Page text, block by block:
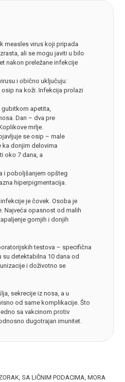
measles virus koji pripada
ali se mogu javiti u bilo
nakon preležane infekcije
i obično uključuju:
na koži. Infekcija prolazi
gubitkom apetita,
Dan – dva pre
mrlje.
se osip – male
ka donjim delovima
oko 7 dana, a
i poboljšanjem opšteg
hiperpigmentacija.
je čovek. Osoba je
Najveća opasnost od malih
gornjih i donjih
testova – specifična
su detektabilna 10 dana od
i doživotno se
sekrecije iz nosa, a u
od same komplikacije. Što
sa vakcinom protiv
dugotrajan imunitet.
SA LIČNIM PODACIMA, MORA